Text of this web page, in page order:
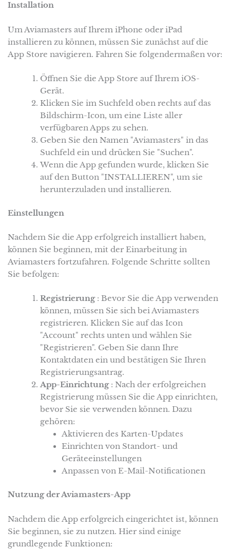
Installation
Um Aviamasters auf Ihrem iPhone oder iPad
installieren zu können, müssen Sie zunächst auf die
App Store navigieren. Fahren Sie folgendermaßen vor:
Öffnen Sie die App Store auf Ihrem iOS-
Gerät.
Klicken Sie im Suchfeld oben rechts auf das
Bildschirm-Icon, um eine Liste aller
verfügbaren Apps zu sehen.
Geben Sie den Namen "Aviamasters" in das
Suchfeld ein und drücken Sie "Suchen".
Wenn die App gefunden wurde, klicken Sie
auf den Button "INSTALLIEREN", um sie
herunterzuladen und installieren.
Einstellungen
Nachdem Sie die App erfolgreich installiert haben,
können Sie beginnen, mit der Einarbeitung in
Aviamasters fortzufahren. Folgende Schritte sollten
Sie befolgen:
Registrierung : Bevor Sie die App verwenden
können, müssen Sie sich bei Aviamasters
registrieren. Klicken Sie auf das Icon
"Account" rechts unten und wählen Sie
"Registrieren". Geben Sie dann Ihre
Kontaktdaten ein und bestätigen Sie Ihren
Registrierungsantrag.
App-Einrichtung : Nach der erfolgreichen
Registrierung müssen Sie die App einrichten,
bevor Sie sie verwenden können. Dazu
gehören:
Aktivieren des Karten-Updates
Einrichten von Standort- und
Geräteeinstellungen
Anpassen von E-Mail-Notificationen
Nutzung der Aviamasters-App
Nachdem die App erfolgreich eingerichtet ist, können
Sie beginnen, sie zu nutzen. Hier sind einige
grundlegende Funktionen: